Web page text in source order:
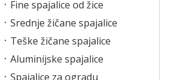
Fine spajalice od žice
Srednje žičane spajalice
Teške žičane spajalice
Aluminijske spajalice
Spajalice za ogradu